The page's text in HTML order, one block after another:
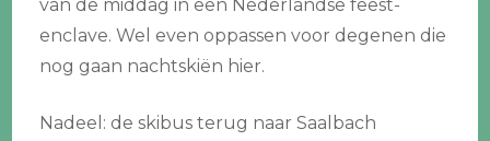
van de middag in een Nederlandse feest-
enclave. Wel even oppassen voor degenen die
nog gaan nachtskiën hier.
Nadeel: de skibus terug naar Saalbach